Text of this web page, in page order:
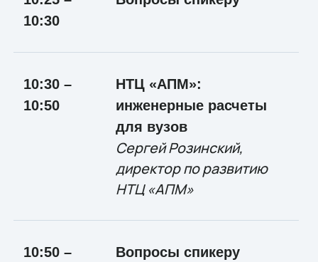
10:30
10:30 –
10:50
НТЦ «АПМ»:
инженерные расчеты
для вузов
Сергей Розинский,
директор по развитию
НТЦ «АПМ»
10:50 – Вопросы спикеру